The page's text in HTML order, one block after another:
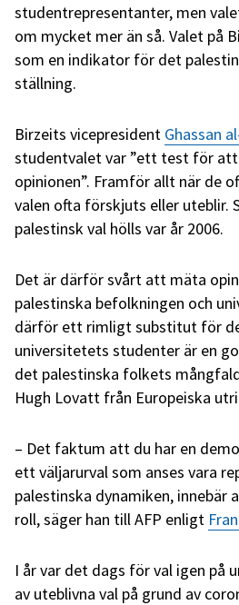
studentrepresentanter, men
om mycket mer än så. Valet på
som en indikator för det
ställning.
Birzeits vicepresident Ghassan
studentvalet var ”ett test för
opinionen”. Framför allt när de
valen ofta förskjuts eller uteblir.
palestinsk val hölls var år 2006.
Det är därför svårt att mäta
palestinska befolkningen och
därför ett rimligt substitut för
universitetets studenter är en
det palestinska folkets
Hugh Lovatt från Europeiska
– Det faktum att du har en
ett väljarurval som anses vara
palestinska dynamiken,
roll, säger han till AFP enligt
I år var det dags för val igen på
av uteblivna val på grund av